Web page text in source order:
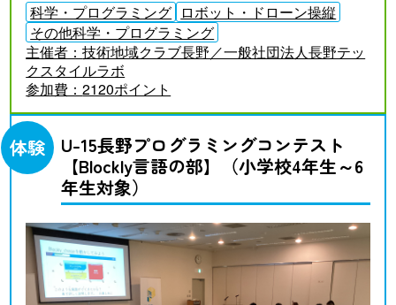
科学・プログラミング ロボット・ドローン操縦
その他科学・プログラミング
主催者：技術地域クラブ長野／一般社団法人長野テッ
クスタイルラボ
参加費：2120ポイント
体験
U-15長野プログラミングコンテスト
【Blockly言語の部】（小学校4年生～6
年生対象）